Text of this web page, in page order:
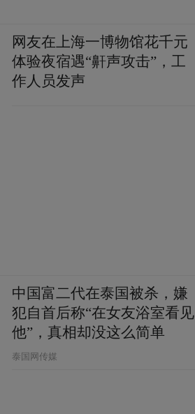
网友在上海一博物馆花千元
体验夜宿遇“鼾声攻击”，工
作人员发声
中国富二代在泰国被杀，嫌
犯自首后称“在女友浴室看见
他”，真相却没这么简单
泰国网传媒